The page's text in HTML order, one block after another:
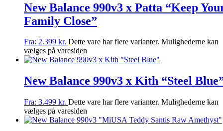
New Balance 990v3 x Patta “Keep
Family Close”
Fra: 2.399 kr. Dette vare har flere varianter. Mulighederne kan
vælges på varesiden
New Balance 990v3 x Kith “Steel
Fra: 3.499 kr. Dette vare har flere varianter. Mulighederne kan
vælges på varesiden